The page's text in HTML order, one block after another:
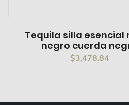
Tequila silla esencial
negro cuerda
$3,478.84